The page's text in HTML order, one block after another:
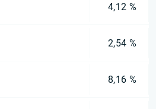
4,12 %
2,54 %
8,16 %